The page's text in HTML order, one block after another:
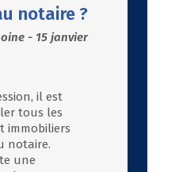
notaire ?
- 15 janvier
il est
tous les
immobiliers
notaire.
une